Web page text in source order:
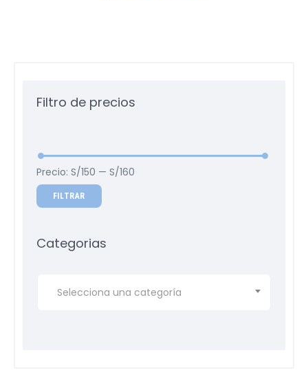
Filtro de precios
FILTRAR
Precio:S/150 —S/160
Categorias
Selecciona una categoría